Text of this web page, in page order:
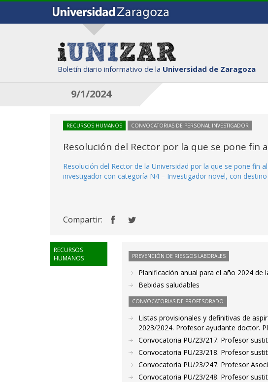
Boletín diario informativo de la Universidad de Zaragoza
9/1/2024
RECURSOS HUMANOS CONVOCATORIAS DE PERSONAL INVESTIGADOR
Resolución del Rector por la que se pone fin
Resolución del Rector de la Universidad por la que se pone fin
investigador con categoría N4 – Investigador novel, con
Compartir:
RECURSOS
HUMANOS
PREVENCIÓN DE RIESGOS LABORALES
Planificación anual para el año 2024 de
Bebidas saludables
CONVOCATORIAS DE PROFESORADO
Listas provisionales y definitivas de
2023/2024. Profesor ayudante doctor.
Convocatoria PU/23/217. Profesor
Convocatoria PU/23/218. Profesor
Convocatoria PU/23/247. Profesor
Convocatoria PU/23/248. Profesor